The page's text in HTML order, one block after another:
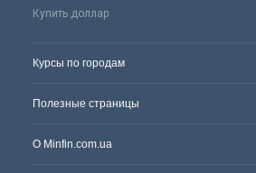
Купить доллар
Курсы по городам
Полезные страницы
О Minfin.com.ua